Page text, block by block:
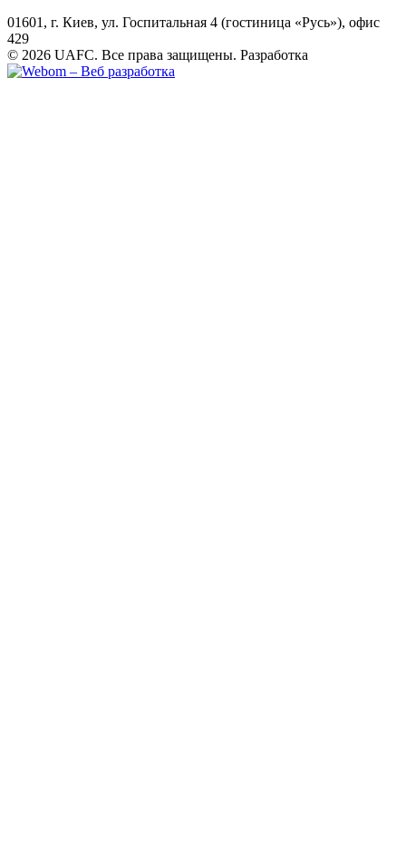
01601, г. Киев, ул. Госпитальная 4 (гостиница «Русь»), офис
429
© 2026 UAFC. Все права защищены. Разработка